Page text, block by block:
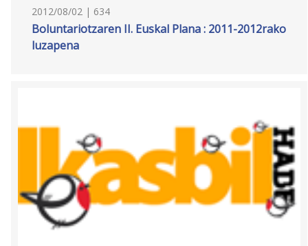
2012/08/02 | 634
Boluntariotzaren II. Euskal Plana : 2011-2012rako
luzapena